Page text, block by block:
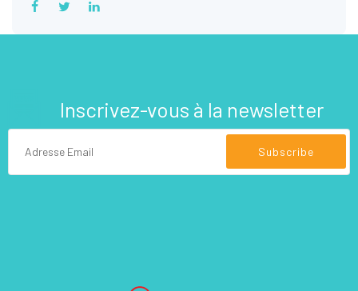
Inscrivez-vous à la newsletter